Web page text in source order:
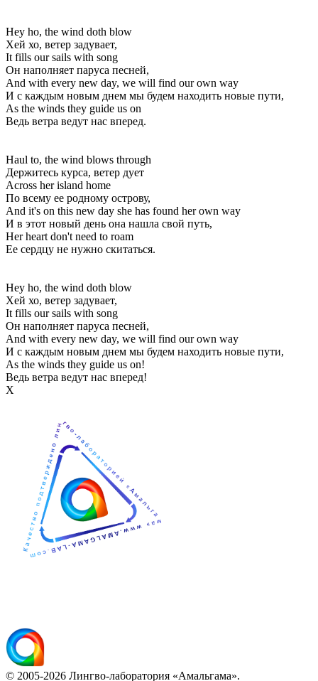
Hey ho, the wind doth blow
Хей хо, ветер задувает,
It fills our sails with song
Он наполняет паруса песней,
And with every new day, we will find our own way
И с каждым новым днем мы будем находить новые пути,
As the winds they guide us on
Ведь ветра ведут нас вперед.
Haul to, the wind blows through
Держитесь курса, ветер дует
Across her island home
По всему ее родному острову,
And it's on this new day she has found her own way
И в этот новый день она нашла свой путь,
Her heart don't need to roam
Ее сердцу не нужно скитаться.
Hey ho, the wind doth blow
Хей хо, ветер задувает,
It fills our sails with song
Он наполняет паруса песней,
And with every new day, we will find our own way
И с каждым новым днем мы будем находить новые пути,
As the winds they guide us on!
Ведь ветра ведут нас вперед!
Х
© 2005-2026 Лингво-лаборатория «Амальгама».